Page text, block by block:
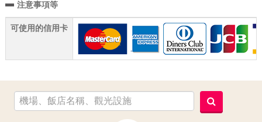
注意事項等
可使用的信用卡